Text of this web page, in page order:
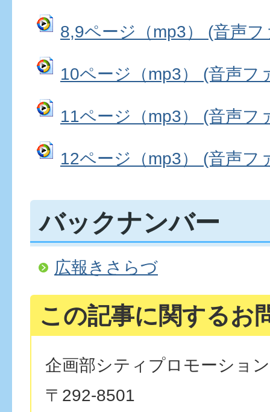
8,9ページ（mp3） (音声
10ページ（mp3） (音声フ
11ページ（mp3） (音声フ
12ページ（mp3） (音声フ
バックナンバー
広報きさらづ
この記事に関するお
企画部シティプロモーショ
〒292-8501